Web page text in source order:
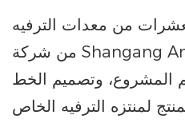
من معدات الترفيه
من شركة Shangang Amusement. لقد قمنا
المشروع، وتصميم الخط
لمنتزه الترفيه الخاص